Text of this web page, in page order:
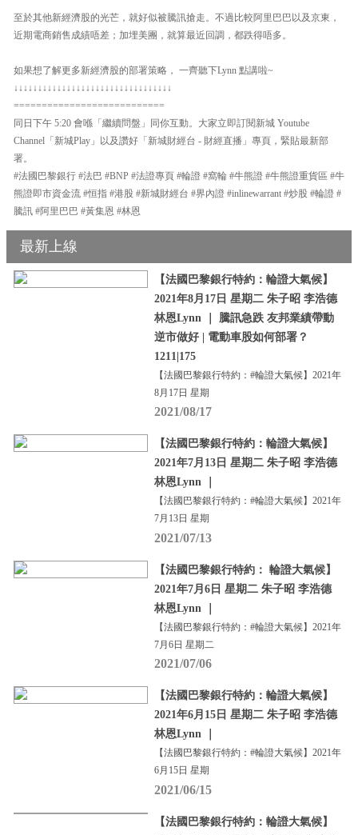
至於其他新經濟股的光芒，就好似被騰訊搶走。不過比較阿里巴巴以及京東，
近期電商銷售成績唔差；加埋美團，就算最近回調，都跌得唔多。
如果想了解更多新經濟股的部署策略， 一齊聽下Lynn 點講啦~
↓↓↓↓↓↓↓↓↓↓↓↓↓↓↓↓↓↓↓↓↓↓↓↓↓↓↓↓↓↓↓↓↓
===========================
同日下午 5:20 會喺「繼續問盤」同你互動。大家立即訂閱新城 Youtube
Channel「新城Play」以及讚好「新城財經台 - 財經直播」專頁，緊貼最新部
署。
#法國巴黎銀行 #法巴 #BNP #法證專頁 #輪證 #窩輪 #牛熊證 #牛熊證重貨區 #牛
熊證即市資金流 #恒指 #港股 #新城財經台 #界內證 #inlinewarrant #炒股 #輪證 #
騰訊 #阿里巴巴 #黃集恩 #林恩
最新上線
【法國巴黎銀行特約：輪證大氣候】
2021年8月17日 星期二 朱子昭 李浩德
林恩Lynn ｜ 騰訊急跌 友邦業績帶動
逆市做好 | 電動車股如何部署？
1211|175
【法國巴黎銀行特約：#輪證大氣候】2021年
8月17日 星期
2021/08/17
【法國巴黎銀行特約：輪證大氣候】
2021年7月13日 星期二 朱子昭 李浩德
林恩Lynn ｜
【法國巴黎銀行特約：#輪證大氣候】2021年
7月13日 星期
2021/07/13
【法國巴黎銀行特約： 輪證大氣候】
2021年7月6日 星期二 朱子昭 李浩德
林恩Lynn ｜
【法國巴黎銀行特約：#輪證大氣候】2021年
7月6日 星期二
2021/07/06
【法國巴黎銀行特約：輪證大氣候】
2021年6月15日 星期二 朱子昭 李浩德
林恩Lynn ｜
【法國巴黎銀行特約：#輪證大氣候】2021年
6月15日 星期
2021/06/15
【法國巴黎銀行特約：輪證大氣候】